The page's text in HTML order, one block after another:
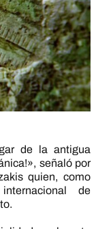
de la antigua
señaló por
quien, como
de